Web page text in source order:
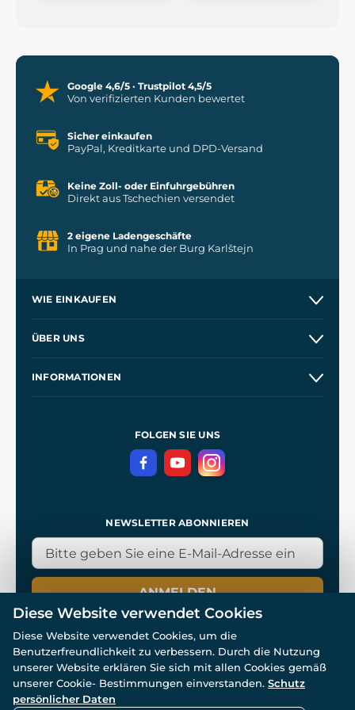
Google 4,6/5 · Trustpilot 4,5/5
Von verifizierten Kunden bewertet
Sicher einkaufen
PayPal, Kreditkarte und DPD-Versand
Keine Zoll- oder Einfuhrgebühren
Direkt aus Tschechien versendet
2 eigene Ladengeschäfte
In Prag und nahe der Burg Karlštejn
WIE EINKAUFEN
Kontakt
ÜBER UNS
INFORMATIONEN
DatenschutzerklärungFOLGEN SIE UNS
NEWSLETTER ABONNIEREN
ANMELDEN
© Alle Rechte vorbehalten. www.wulflund.de 2007-2026.
Powered by
Diese Website verwendet Cookies
Diese Website verwendet Cookies, um die
Benutzerfreundlichkeit zu verbessern. Durch die Nutzung
unserer Website erklären Sie sich mit allen Cookies gemäß
unserer Cookie- Bestimmungen einverstanden. Schutz
persönlicher Daten